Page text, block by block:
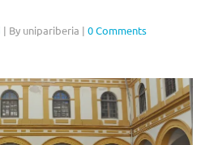
| By unipariberia | 0 Comments